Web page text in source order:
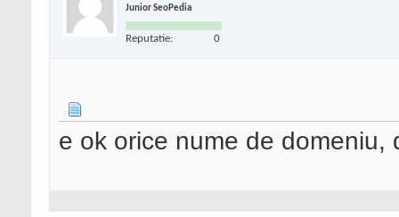
Junior SeoPedia
Reputatie: 0
e ok orice nume de domeniu,